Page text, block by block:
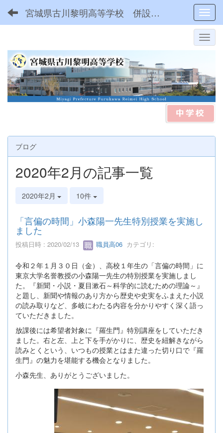
宮城県古川黎明高等学校 併設型中高一貫
ブログ
2020年2月の記事一覧
2020年2月 10件
「言偏の時間」小森陽一先生特別授業を実施し
ました
投稿日時 : 2020/02/13 職員高06 カテゴリ:
令和２年１月３０日（金）、高校１年生の「言偏の時間」に
東京大学名誉教授の小森陽一先生の特別授業を実施しまし
た。『新聞・小説・夏目漱石～科学的に読むための理論～』
と題し、新聞や情報のあり方から歴史や史実をふまえた小説
の読み取りなど、多岐にわたる内容を分かりやすく深く語っ
ていただきました。
放課後には希望者対象に『羅生門』特別講座をしていただき
ました。右と左、上と下を手がかりに、歴史を紐解きながら
読みとくという、いつもの授業とはまた違った切り口で『羅
生門』の魅力を堪能する機会となりました。
小森先生、ありがとうございました。